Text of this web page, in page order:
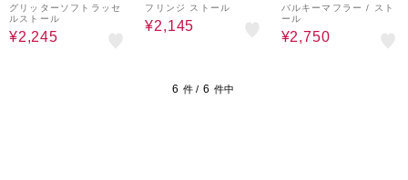
ware house
グリッターソフトラッセ
ルストール
¥2,245
フリンジ ストール
¥2,145
UTLET
バルキーマフラー / スト
ール
¥2,750
6 件 / 6 件中